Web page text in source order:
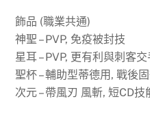
飾品 (職業共通)
神聖 – PVP, 免疫被封技
星耳 – PVP, 更有利與刺客交
聖杯 – 輔助型蒂德用, 戰後
次元 – 帶風刃 風斬, 短CD技